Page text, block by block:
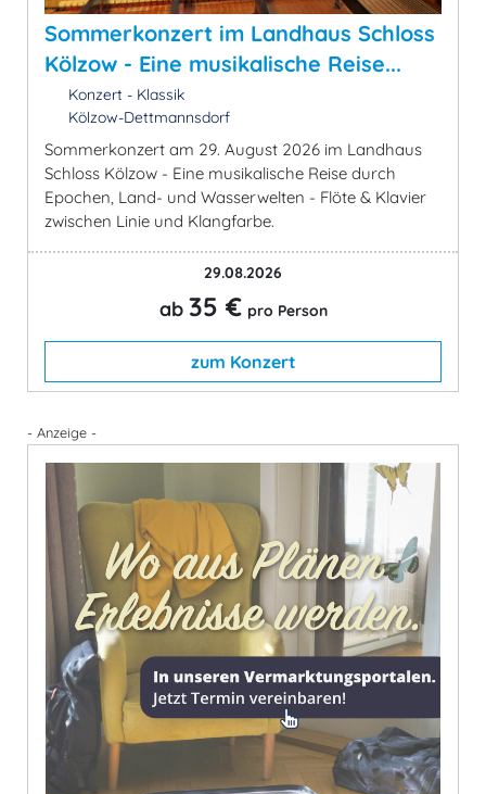
Sommerkonzert im Landhaus Schloss
Kölzow - Eine musikalische Reise...
Konzert - Klassik
Kölzow-Dettmannsdorf
Sommerkonzert am 29. August 2026 im Landhaus
Schloss Kölzow - Eine musikalische Reise durch
Epochen, Land- und Wasserwelten - Flöte & Klavier
zwischen Linie und Klangfarbe.
29.08.2026
ab 35 € pro Person
zum Konzert
- Anzeige -